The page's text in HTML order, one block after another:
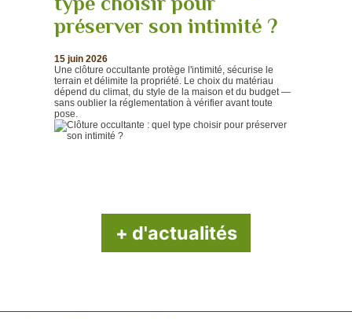
préserver son intimité ?
15 juin 2026
Une clôture occultante protège l'intimité, sécurise le
terrain et délimite la propriété. Le choix du matériau
dépend du climat, du style de la maison et du budget —
sans oublier la réglementation à vérifier avant toute
pose.
+ d'actualités